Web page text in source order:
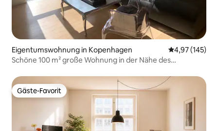
Eigentumswohnung in Kopenhagen
4,97 (145)
Schöne 100 m² große Wohnung in der Nähe des
Gäste-Favorit
Gäste-Favorit